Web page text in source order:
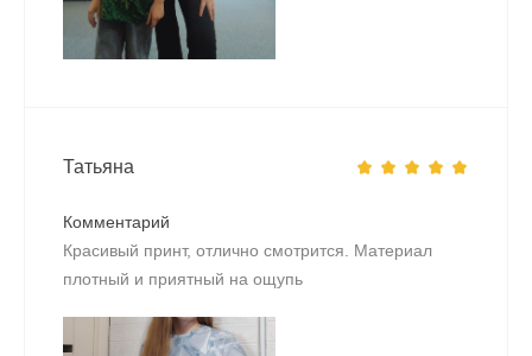
Татьяна
Комментарий
Красивый принт, отлично смотрится. Материал
плотный и приятный на ощупь